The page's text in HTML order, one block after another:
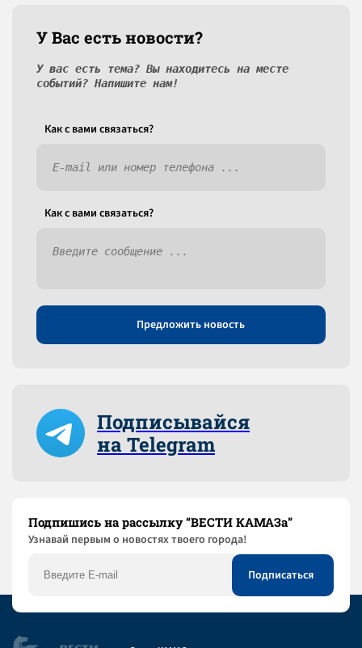
У Вас есть новости?
У вас есть тема? Вы находитесь на месте
событий? Напишите нам!
Как c вами связаться?
Как c вами связаться?
Предложить новость
Подписывайся
на Telegram
Подпишись на рассылку “ВЕСТИ КАМАЗа”
Узнaвай первым о новостях твоего города!